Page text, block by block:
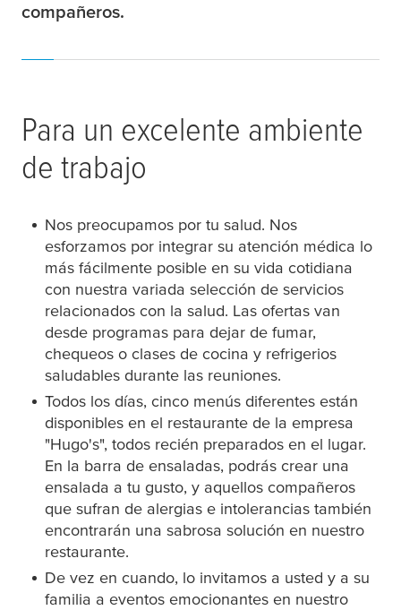
compañeros.
Para un excelente ambiente
de trabajo
Nos preocupamos por tu salud. Nos
esforzamos por integrar su atención médica lo
más fácilmente posible en su vida cotidiana
con nuestra variada selección de servicios
relacionados con la salud. Las ofertas van
desde programas para dejar de fumar,
chequeos o clases de cocina y refrigerios
saludables durante las reuniones.
Todos los días, cinco menús diferentes están
disponibles en el restaurante de la empresa
"Hugo's", todos recién preparados en el lugar.
En la barra de ensaladas, podrás crear una
ensalada a tu gusto, y aquellos compañeros
que sufran de alergias e intolerancias también
encontrarán una sabrosa solución en nuestro
restaurante.
De vez en cuando, lo invitamos a usted y a su
familia a eventos emocionantes en nuestro